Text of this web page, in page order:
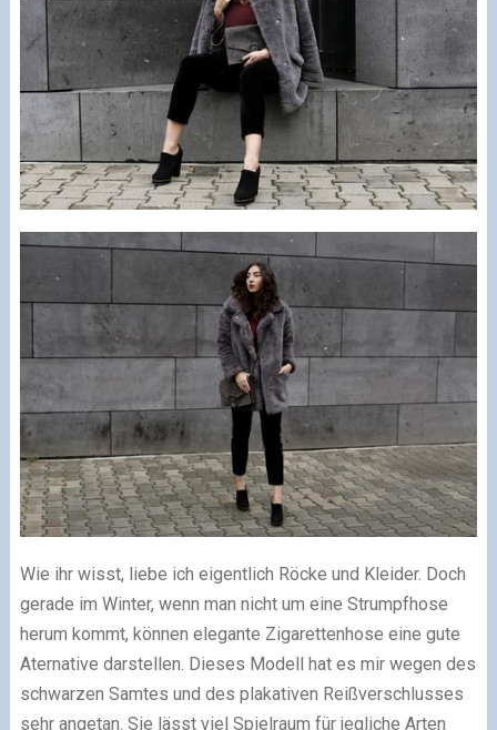
Wie ihr wisst, liebe ich eigentlich Röcke und Kleider. Doch
gerade im Winter, wenn man nicht um eine Strumpfhose
herum kommt, können elegante Zigarettenhose eine gute
Aternative darstellen. Dieses Modell hat es mir wegen des
schwarzen Samtes und des plakativen Reißverschlusses
sehr angetan. Sie lässt viel Spielraum für jegliche Arten